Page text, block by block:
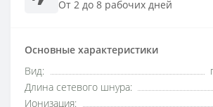
От 2 до 8 рабочих дней
Основные характеристики
Вид:
Длина сетевого шнура:
Ионизация: